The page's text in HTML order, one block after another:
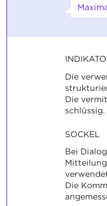
Die
Die
schlüssig.
SOCKEL
Bei
Die